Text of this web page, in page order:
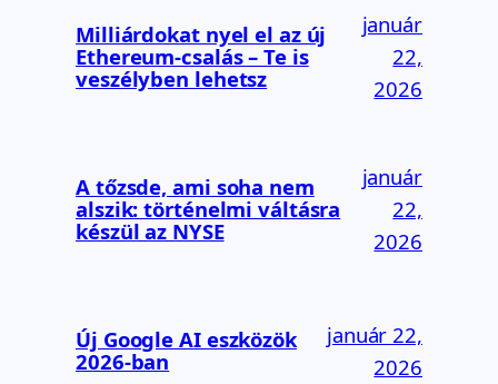
Milliárdokat nyel el az új
Ethereum-csalás – Te is
veszélyben lehetsz
január
22,
2026
A tőzsde, ami soha nem
alszik: történelmi váltásra
készül az NYSE
január
22,
2026
Új Google AI eszközök
2026-ban
január 22,
2026